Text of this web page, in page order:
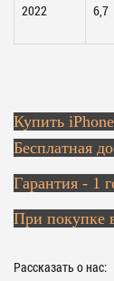
2022
6,7
Купить
Бесплатная
Гарантия - 1
При покупке
Рассказать о нас: